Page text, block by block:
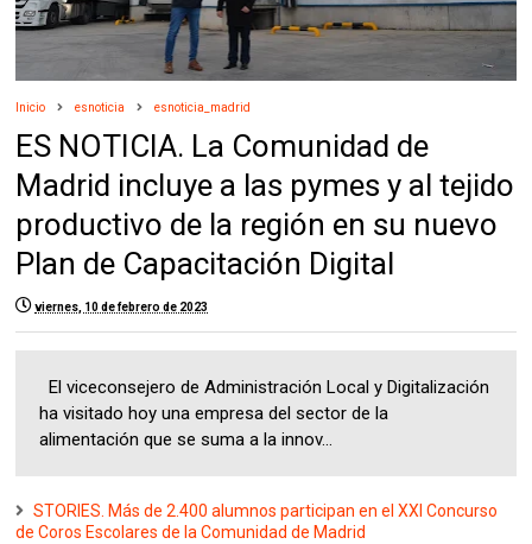
Inicio esnoticia esnoticia_madrid
ES NOTICIA. La Comunidad de
Madrid incluye a las pymes y al tejido
productivo de la región en su nuevo
Plan de Capacitación Digital
viernes, 10 de febrero de 2023
El viceconsejero de Administración Local y Digitalización
ha visitado hoy una empresa del sector de la
alimentación que se suma a la innov...
STORIES. Más de 2.400 alumnos participan en el XXI Concurso
de Coros Escolares de la Comunidad de Madrid